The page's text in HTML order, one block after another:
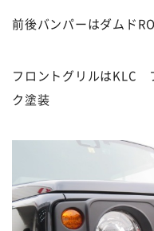
前後バンパーはダムド
フロントグリルはKLC
ク塗装